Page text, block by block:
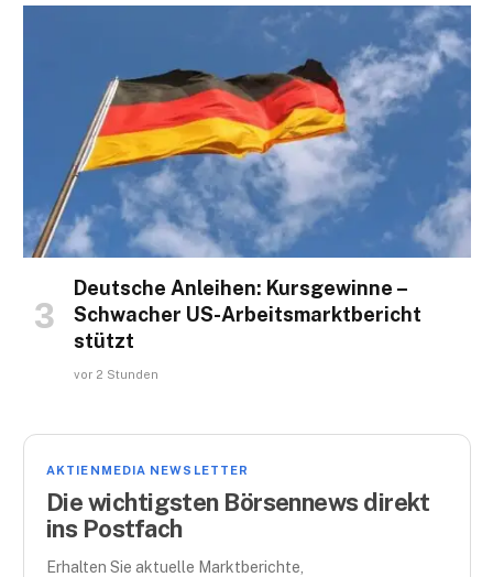
Deutsche Anleihen: Kursgewinne –
Schwacher US-Arbeitsmarktbericht
stützt
vor 2 Stunden
AKTIENMEDIA NEWSLETTER
Die wichtigsten Börsennews direkt
ins Postfach
Erhalten Sie aktuelle Marktberichte,